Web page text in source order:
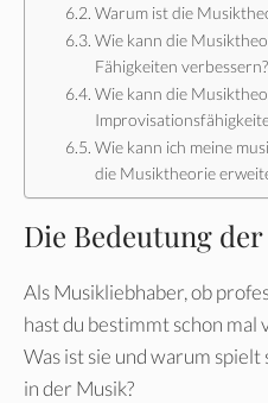
Warum ist die
Wie kann die
Fähigkeiten verbessern?
Wie kann die
Wie kann ich meine
die Musiktheorie
Die Bedeutung
Als Musikliebhaber, ob
hast du bestimmt schon mal
Was ist sie und warum
in der Musik?